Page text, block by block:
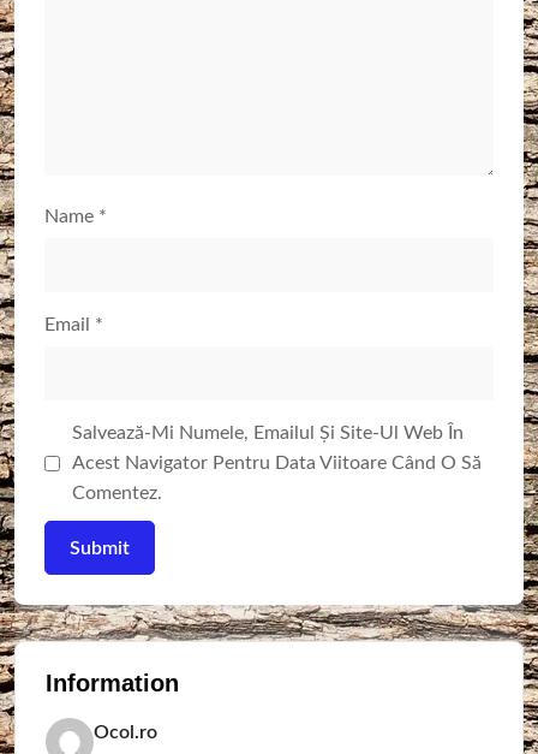
Name *
Email *
Salvează-Mi Numele, Emailul Și Site-Ul Web În
Acest Navigator Pentru Data Viitoare Când O Să
Comentez.
Information
Ocol.ro